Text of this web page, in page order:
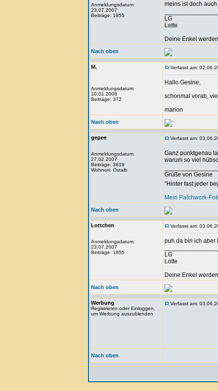
Anmeldungsdatum:
23.07.2007
Beiträge: 1855
meins ist doch
LG
Lotte
Deine Enkel
Nach oben
M.
Anmeldungsdatum:
10.01.2008
Beiträge: 372
Verfasst am:
Hallo Gesine,
schonmal vorab,
marion
Nach oben
gepee
Anmeldungsdatum:
27.02.2007
Beiträge: 3819
Wohnort: Ostalb
Verfasst am:
Ganz punktgenau
warum so viel
Grüße von Gesine
"Hinter fast jeder
Mein Patchwork-
Nach oben
Lottchen
Anmeldungsdatum:
23.07.2007
Beiträge: 1855
Verfasst am:
puh da bin ich aber
LG
Lotte
Deine Enkel
Nach oben
Werbung
Registrieren oder Einloggen,
um Werbung auszublenden
Verfasst am:
Nach oben